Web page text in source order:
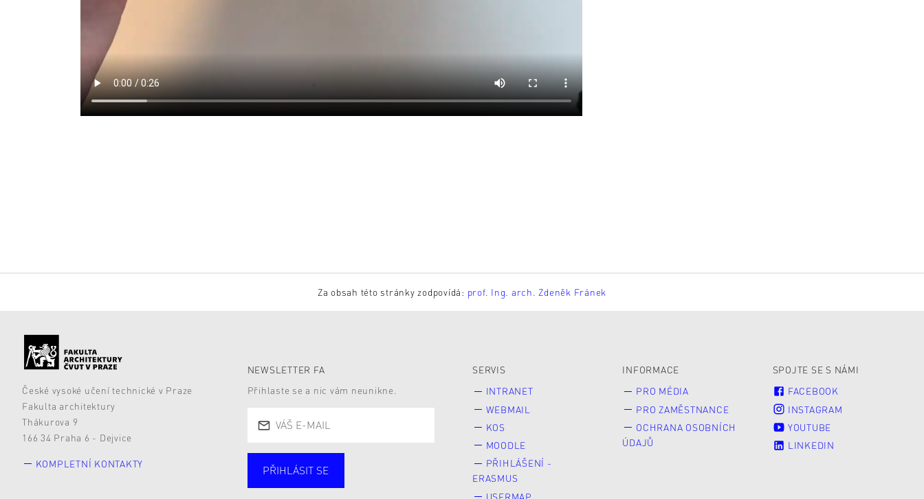
Za obsah této stránky zodpovídá: prof. Ing. arch. Zdeněk Fránek
České vysoké učení technické v Praze
Fakulta architektury
Thákurova 9
166 34 Praha 6 - Dejvice
KOMPLETNÍ KONTAKTY
NEWSLETTER FA
Přihlaste se a nic vám neunikne.
PŘIHLÁSIT SE
SERVIS
INTRANET
WEBMAIL
KOS
MOODLE
PŘIHLÁŠENÍ -
ERASMUS
USERMAP
INFORMACE
PRO MÉDIA
PRO ZAMĚSTNANCE
OCHRANA OSOBNÍCH
ÚDAJŮ
SPOJTE SE S NÁMI
FACEBOOK
INSTAGRAM
YOUTUBE
LINKEDIN